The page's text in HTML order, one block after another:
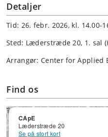
Detaljer
Tid: 26. febr. 2026, kl. 14.00-
Sted: Læderstræde 20, 1. sal
Arrangør: Center for Applied
Find os
CApE
Læderstræde 20
Se på stort kort